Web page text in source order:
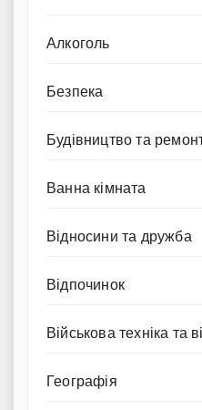
Алкоголь
Безпека
Будівництво та
Ванна кімната
Відносини та дружба
Відпочинок
Військова техніка та
Географія